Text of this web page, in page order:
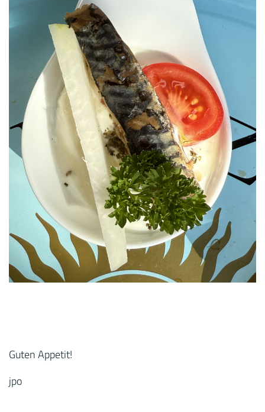
Guten Appetit!
jpo